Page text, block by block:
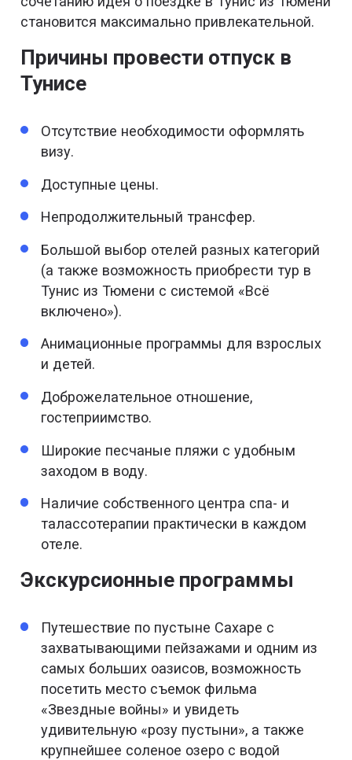
становится максимально привлекательной.
Причины провести отпуск в
Тунисе
Отсутствие необходимости оформлять
визу.
Доступные цены.
Непродолжительный трансфер.
Большой выбор отелей разных категорий
(а также возможность приобрести тур в
Тунис из Тюмени с системой «Всё
включено»).
Анимационные программы для взрослых
и детей.
Доброжелательное отношение,
гостеприимство.
Широкие песчаные пляжи с удобным
заходом в воду.
Наличие собственного центра спа- и
талассотерапии практически в каждом
отеле.
Экскурсионные программы
Путешествие по пустыне Сахаре с
захватывающими пейзажами и одним из
самых больших оазисов, возможность
посетить место съемок фильма
«Звездные войны» и увидеть
удивительную «розу пустыни», а также
крупнейшее соленое озеро с водой